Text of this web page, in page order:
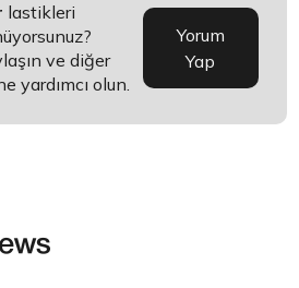
lastikleri
ve diğer
yardımcı olun.
Yorum
Yap